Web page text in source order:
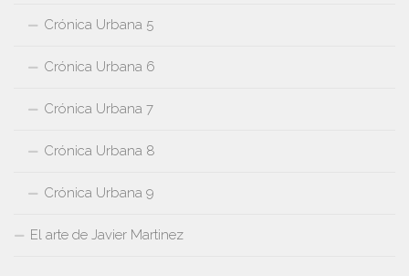
Crónica Urbana 5
Crónica Urbana 6
Crónica Urbana 7
Crónica Urbana 8
Crónica Urbana 9
El arte de Javier Martinez